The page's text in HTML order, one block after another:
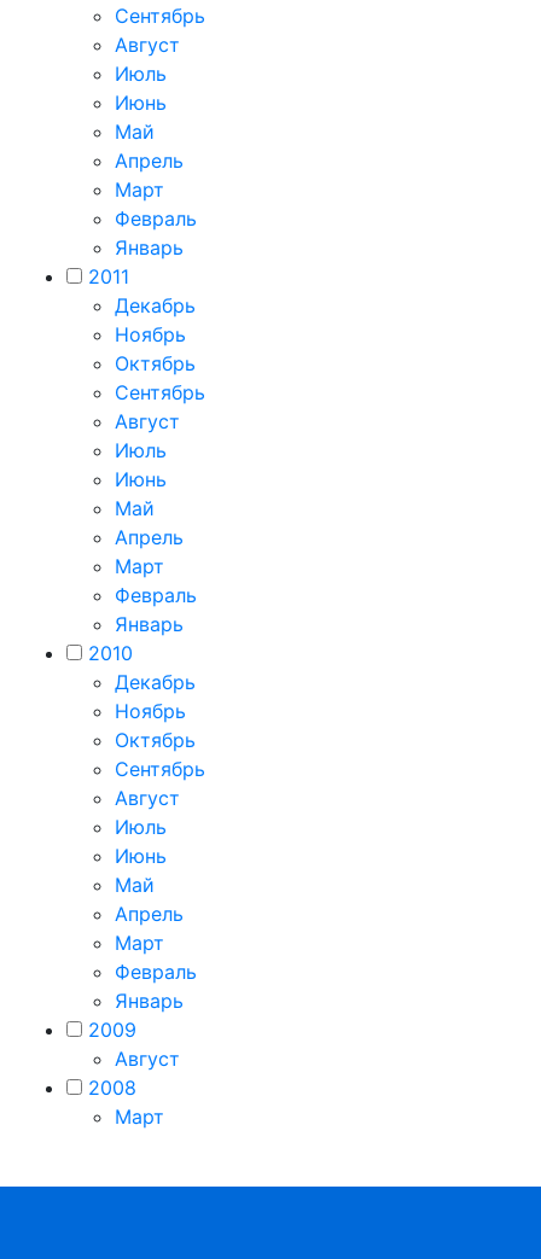
Сентябрь
Август
Июль
Июнь
Май
Апрель
Март
Февраль
Январь
2011
Декабрь
Ноябрь
Октябрь
Сентябрь
Август
Июль
Июнь
Май
Апрель
Март
Февраль
Январь
2010
Декабрь
Ноябрь
Октябрь
Сентябрь
Август
Июль
Июнь
Май
Апрель
Март
Февраль
Январь
2009
Август
2008
Март